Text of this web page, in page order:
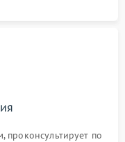
проконсультирует по